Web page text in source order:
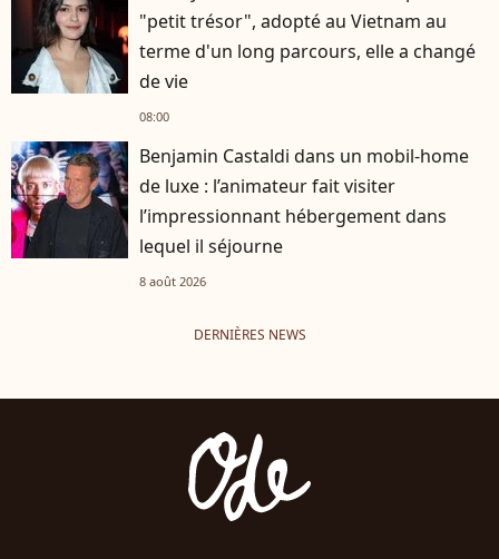
"petit trésor", adopté au Vietnam au
terme d'un long parcours, elle a changé
de vie
08:00
Benjamin Castaldi dans un mobil-home
de luxe : l’animateur fait visiter
l’impressionnant hébergement dans
lequel il séjourne
8 août 2026
DERNIÈRES NEWS